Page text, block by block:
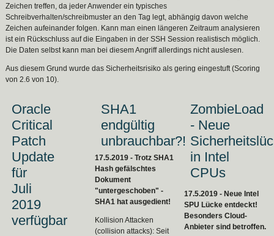
Zeichen treffen, da jeder Anwender ein typisches
Schreibverhalten/schreibmuster an den Tag legt, abhängig davon welche
Zeichen aufeinander folgen. Kann man einen längeren Zeitraum analysieren
ist ein Rückschluss auf die Eingaben in der SSH Session realistisch möglich.
Die Daten selbst kann man bei diesem Angriff allerdings nicht auslesen.
Aus diesem Grund wurde das Sicherheitsrisiko als gering eingestuft (Scoring
von 2.6 von 10).
Oracle
Critical
Patch
Update
für
Juli
2019
verfügbar
SHA1
endgültig
unbrauchbar?!
17.5.2019 - Trotz SHA1
Hash gefälschtes
Dokument
"untergeschoben" -
SHA1 hat ausgedient!
Kollision Attacken
(collision attacks): Seit
ZombieLoad
- Neue
in Intel
CPUs
17.5.2019 - Neue Intel
SPU Lücke entdeckt!
Besonders Cloud-
Anbieter sind betroffen.